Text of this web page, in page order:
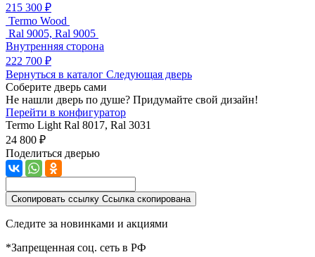
215 300 ₽
Termo Wood
Ral 9005, Ral 9005
Внутренняя сторона
222 700 ₽
Вернуться в каталог Следующая дверь
Соберите дверь сами
Не нашли дверь по душе? Придумайте свой дизайн!
Перейти в конфигуратор
Termo Light Ral 8017, Ral 3031
24 800 ₽
Поделиться дверью
Скопировать ссылку Ссылка скопирована
Следите за новинками и акциями
*Запрещенная соц. сеть в РФ